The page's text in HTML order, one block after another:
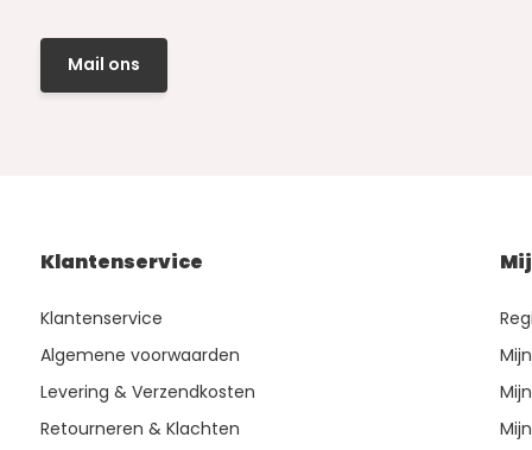
Mail ons
Klantenservice
Klantenservice
Algemene voorwaarden
Levering & Verzendkosten
Retourneren & Klachten